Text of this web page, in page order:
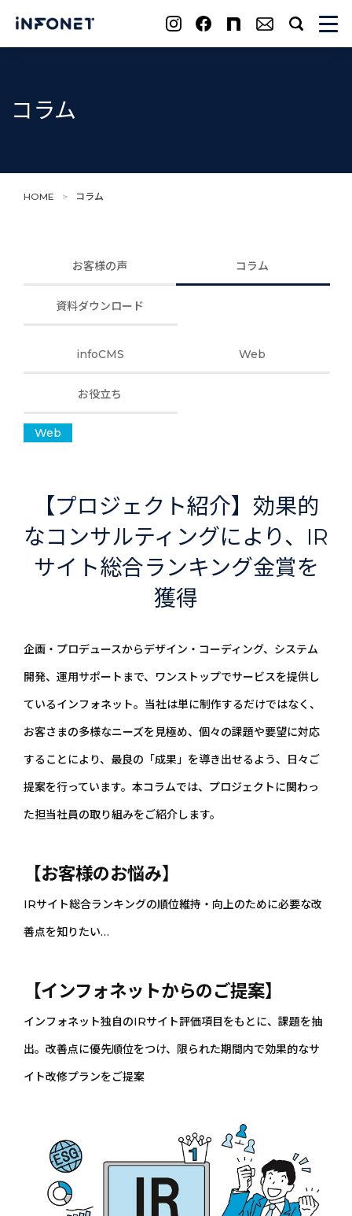
search
コラム
HOME > コラム
お客様の声 コラム
資料ダウンロード
infoCMS Web
お役立ち
Web
【プロジェクト紹介】効果的
なコンサルティングにより、IR
サイト総合ランキング金賞を
獲得
企画・プロデュースからデザイン・コーディング、システム
開発、運用サポートまで、ワンストップでサービスを提供し
ているインフォネット。当社は単に制作するだけではなく、
お客さまの多様なニーズを見極め、個々の課題や要望に対応
することにより、最良の「成果」を導き出せるよう、日々ご
提案を行っています。本コラムでは、プロジェクトに関わっ
た担当社員の取り組みをご紹介します。
【お客様のお悩み】
IRサイト総合ランキングの順位維持・向上のために必要な改
善点を知りたい…
【インフォネットからのご提案】
インフォネット独自のIRサイト評価項目をもとに、課題を抽
出。改善点に優先順位をつけ、限られた期間内で効果的なサ
イト改修プランをご提案